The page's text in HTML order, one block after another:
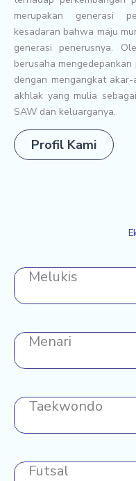
merupakan generasi
kesadaran bahwa maju
generasi penerusnya.
berusaha
dengan mengangkat
akhlak yang mulia
SAW dan keluarganya.
Profil Kami
Melukis
Menari
Taekwondo
Futsal